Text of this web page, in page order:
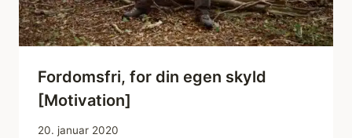
Fordomsfri, for din egen skyld
[Motivation]
20. januar 2020